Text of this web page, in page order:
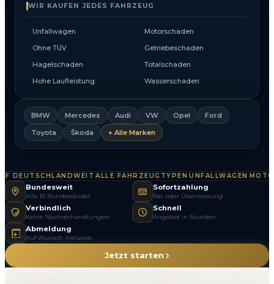
WIR KAUFEN JEDES FAHRZEUG
Unfallwagen
Motorschaden
Ohne TÜV
Getriebeschaden
Hagelschaden
Totalschaden
Hohe Laufleistung
Wasserschaden
BMW Mercedes Audi VW Opel
Ford
Toyota
Škoda + Alle Marken
DEUTSCHLANDWEIT ALLE FAHRZEUGTYPEN·UNFALLWAGEN·
Bundesweit
Alle 16 Bundesländer
Sofortzahlung
Bar oder Überweisung
Verbindlich
Keine Nachverhandlungen
Schnell
Angebot in Stunden
Abmeldung
Auf Wunsch inklusive
Jetzt starten